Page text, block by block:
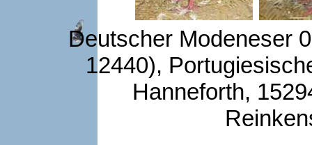
Deutscher Modeneser
12440),
Hanneforth,